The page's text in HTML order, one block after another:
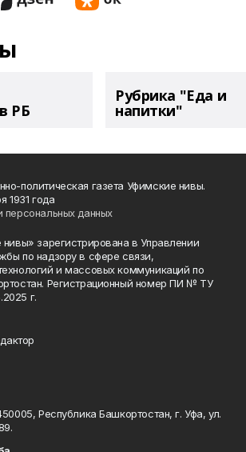
РБ
Рубрика "Еда и
напитки"
политическая газета Уфимские нивы.
1931 года
персональных данных
зарегистрирована в Управлении
по надзору в сфере связи,
и массовых коммуникаций по
Регистрационный номер ПИ № ТУ
г.
Республика Башкортостан, г. Уфа, ул.